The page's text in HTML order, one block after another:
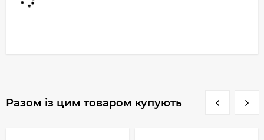
Разом із цим товаром купують